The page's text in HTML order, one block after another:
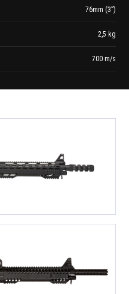
76mm (3”)
2,5 kg
700 m/s